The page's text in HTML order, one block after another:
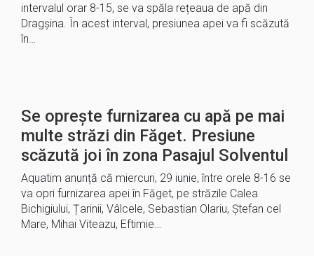
intervalul orar 8-15, se va spăla rețeaua de apă din
Dragșina. În acest interval, presiunea apei va fi scăzută
în…
Se oprește furnizarea cu apă pe mai
multe străzi din Făget. Presiune
scăzută joi în zona Pasajul Solventul
Aquatim anunță că miercuri, 29 iunie, între orele 8-16 se
va opri furnizarea apei în Făget, pe străzile Calea
Bichigiului, Țarinii, Vâlcele, Sebastian Olariu, Ștefan cel
Mare, Mihai Viteazu, Eftimie…